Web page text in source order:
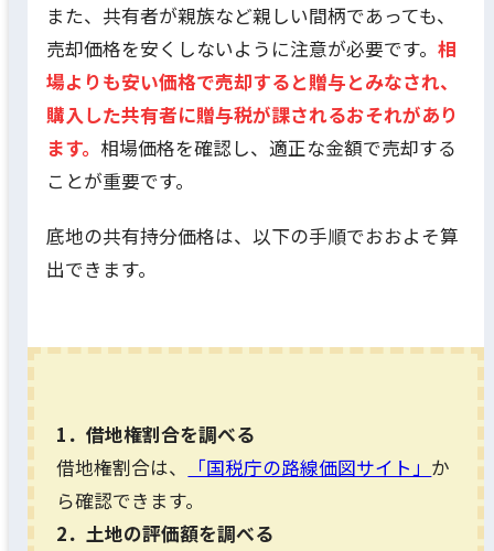
また、共有者が親族など親しい間柄であっても、
売却価格を安くしないように注意が必要です。 相
場よりも安い価格で売却すると贈与とみなされ、
購入した共有者に贈与税が課されるおそれがあり
ます。 相場価格を確認し、適正な金額で売却する
ことが重要です。
底地の共有持分価格は、以下の手順でおおよそ算
出できます。
1．借地権割合を調べる
借地権割合は、
「国税庁の路線価図サイト」 か
ら確認できます。
2．土地の評価額を調べる